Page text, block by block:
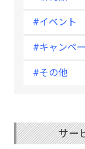
#イベント
#キャンペ
#その他
サー